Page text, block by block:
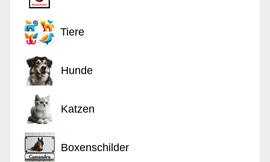
Tiere
Hunde
Katzen
Boxenschilder